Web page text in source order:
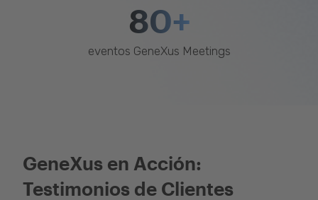
80+
eventos GeneXus Meetings
GeneXus en Acción:
Testimonios de Clientes